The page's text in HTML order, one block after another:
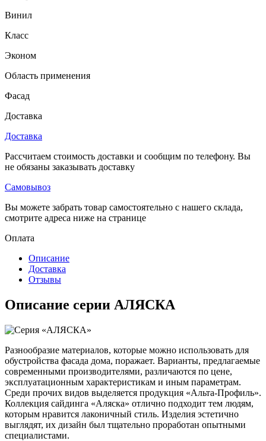
Винил
Класс
Эконом
Область применения
Фасад
Доставка
Доставка
Рассчитаем стоимость доставки и сообщим по телефону. Вы
не обязаны заказывать доставку
Самовывоз
Вы можете забрать товар самостоятельно с нашего склада,
смотрите адреса ниже на странице
Оплата
Описание
Доставка
Отзывы
Описание серии АЛЯСКА
Разнообразие материалов, которые можно использовать для
обустройства фасада дома, поражает. Варианты, предлагаемые
современными производителями, различаются по цене,
эксплуатационным характеристикам и иным параметрам.
Среди прочих видов выделяется продукция «Альта-Профиль».
Коллекция сайдинга «Аляска» отлично подходит тем людям,
которым нравится лаконичный стиль. Изделия эстетично
выглядят, их дизайн был тщательно проработан опытными
специалистами.